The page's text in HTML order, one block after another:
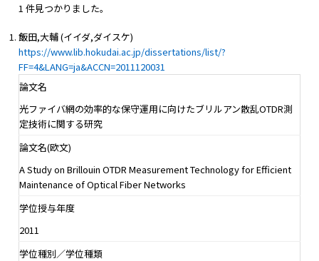
1 件見つかりました。
飯田,大輔 (イイダ,ダイスケ)
https://www.lib.hokudai.ac.jp/dissertations/list/?
FF=4&LANG=ja&ACCN=2011120031
論文名
光ファイバ網の効率的な保守運用に向けたブリルアン散乱OTDR測
定技術に関する研究
論文名(欧文)
A Study on Brillouin OTDR Measurement Technology for Efficient
Maintenance of Optical Fiber Networks
学位授与年度
2011
学位種別／学位種類